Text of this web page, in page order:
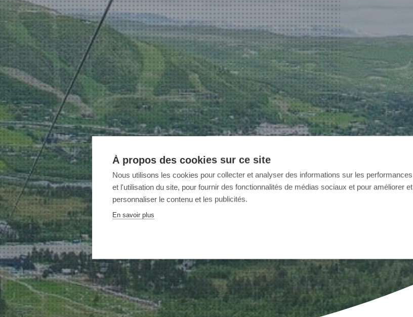
À propos des cookies sur ce site
Nous utilisons les cookies pour collecter et analyser des informations sur les performances
et l'utilisation du site, pour fournir des fonctionnalités de médias sociaux et pour améliorer et
personnaliser le contenu et les publicités.
En savoir plus